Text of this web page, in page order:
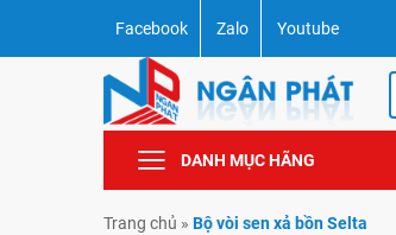
Facebook Zalo Youtube
DANH MỤC HÃNG
Trang chủ » Bộ vòi sen xả bồn Selta